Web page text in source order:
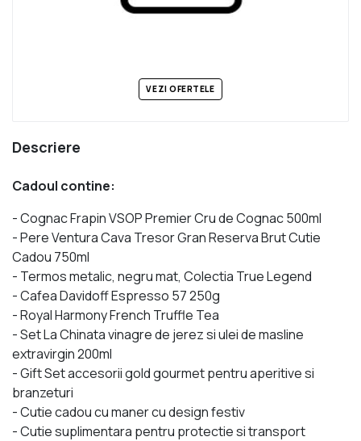
VEZI OFERTELE
Descriere
Cadoul contine:
- Cognac Frapin VSOP Premier Cru de Cognac 500ml
- Pere Ventura Cava Tresor Gran Reserva Brut Cutie
Cadou 750ml
- Termos metalic, negru mat, Colectia True Legend
- Cafea Davidoff Espresso 57 250g
- Royal Harmony French Truffle Tea
- Set La Chinata vinagre de jerez si ulei de masline
extravirgin 200ml
- Gift Set accesorii gold gourmet pentru aperitive si
branzeturi
- Cutie cadou cu maner cu design festiv
- Cutie suplimentara pentru protectie si transport